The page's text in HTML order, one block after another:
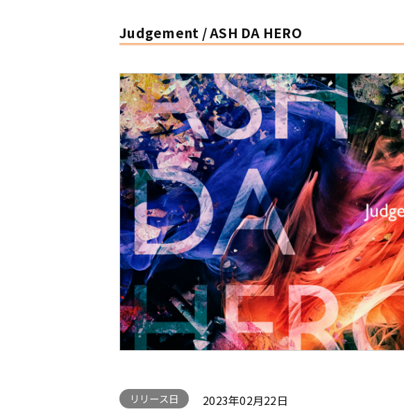
Judgement / ASH DA HERO
リリース日 2023年02月22日